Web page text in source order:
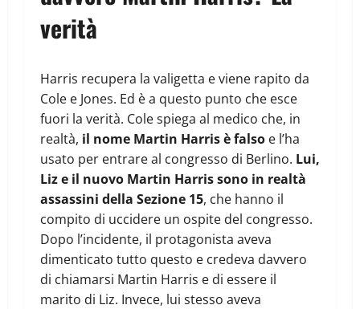
verità
Harris recupera la valigetta e viene rapito da
Cole e Jones. Ed è a questo punto che esce
fuori la verità. Cole spiega al medico che, in
realtà, il nome Martin Harris è falso e l’ha
usato per entrare al congresso di Berlino. Lui,
Liz e il nuovo Martin Harris sono in realtà
assassini della Sezione 15, che hanno il
compito di uccidere un ospite del congresso.
Dopo l’incidente, il protagonista aveva
dimenticato tutto questo e credeva davvero
di chiamarsi Martin Harris e di essere il
marito di Liz. Invece, lui stesso aveva